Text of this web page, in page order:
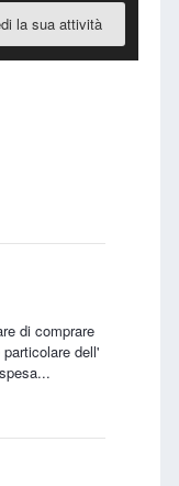
la sua attività
di comprare
dell'